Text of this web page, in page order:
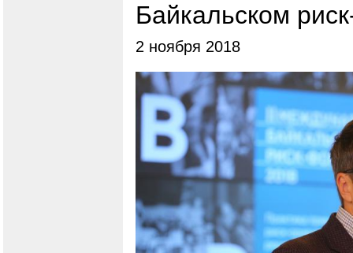
Байкальском
2 ноября 2018